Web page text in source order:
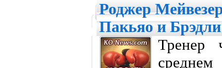
Роджер
Пакьяо и Брэдли
Тренер